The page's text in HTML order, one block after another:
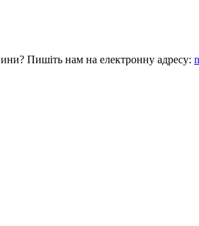
Пишіть нам на електронну адресу: